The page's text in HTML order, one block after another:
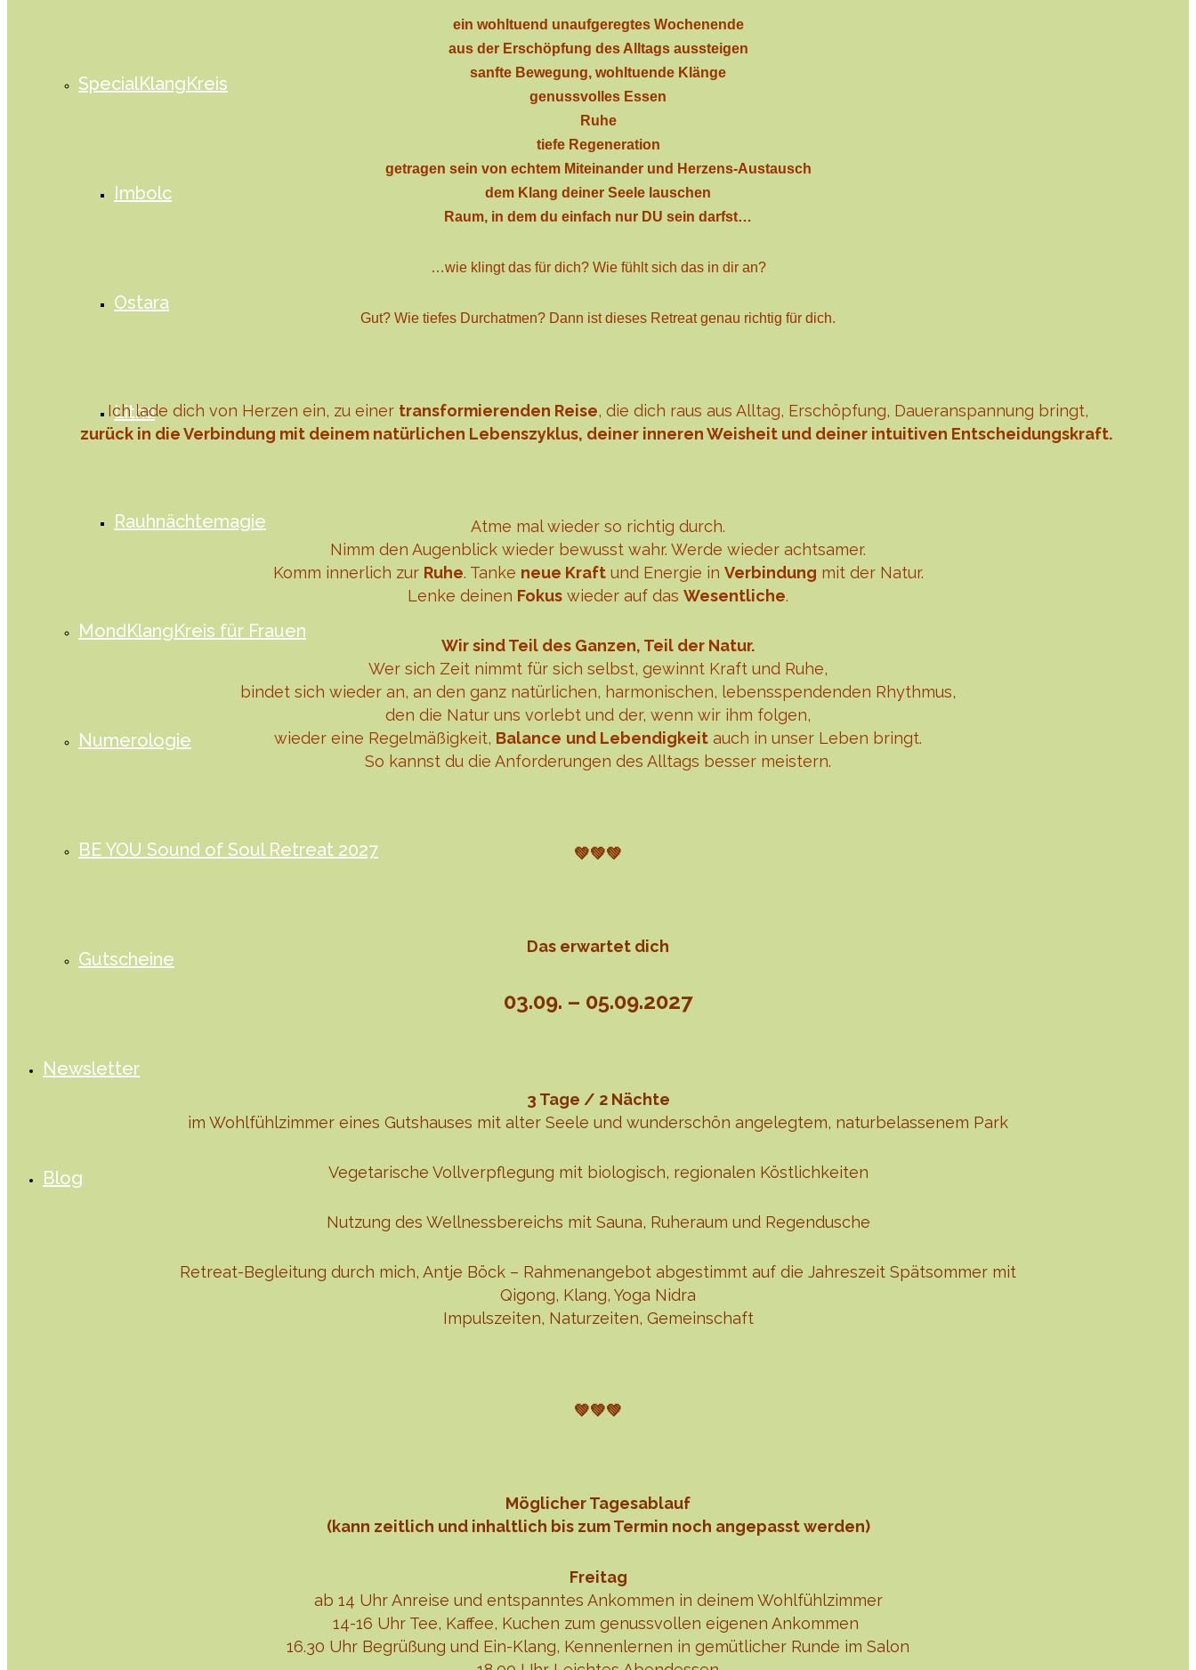
SpecialKlangKreis
Imbolc
Ostara
Litha
Rauhnächtemagie
MondKlangKreis für Frauen
Numerologie
BE YOU Sound of Soul Retreat 2027
Gutscheine
Newsletter
Blog
ein wohltuend unaufgeregtes Wochenende
aus der Erschöpfung des Alltags aussteigen
sanfte Bewegung, wohltuende Klänge
genussvolles Essen
Ruhe
tiefe Regeneration
getragen sein von echtem Miteinander und Herzens-Austausch
dem Klang deiner Seele lauschen
Raum, in dem du einfach nur DU sein darfst…
…wie klingt das für dich? Wie fühlt sich das in dir an?
Gut? Wie tiefes Durchatmen? Dann ist dieses Retreat genau richtig für dich.
Ich lade dich von Herzen ein, zu einer transformierenden Reise, die dich raus aus Alltag, Erschöpfung, Daueranspannung bringt,
zurück in die Verbindung mit deinem natürlichen Lebenszyklus, deiner inneren Weisheit und deiner intuitiven Entscheidungskraft.
Atme mal wieder so richtig durch.
Nimm den Augenblick wieder bewusst wahr. Werde wieder achtsamer.
Komm innerlich zur Ruhe. Tanke neue Kraftund Energie in Verbindung mit der Natur.
Lenke deinen Fokus wieder auf das Wesentliche.
Wir sind Teil des Ganzen, Teil der Natur.
Wer sich Zeit nimmt für sich selbst, gewinnt Kraft und Ruhe,
bindet sich wieder an, an den ganz natürlichen, harmonischen, lebensspendenden Rhythmus,
den die Natur uns vorlebt und der, wenn wir ihm folgen,
wieder eine Regelmäßigkeit, Balance und Lebendigkeit auch in unser Leben bringt.
So kannst du die Anforderungen des Alltags besser meistern.
💚💚💚
Das erwartet dich
03.09. – 05.09.2027
3 Tage / 2 Nächte
im Wohlfühlzimmer eines Gutshauses mit alter Seele und wunderschön angelegtem, naturbelassenem Park
Vegetarische Vollverpflegung mit biologisch, regionalen Köstlichkeiten
Nutzung des Wellnessbereichs mit Sauna, Ruheraum und Regendusche
Retreat-Begleitung durch mich, Antje Böck – Rahmenangebot abgestimmt auf die Jahreszeit Spätsommer mit
Qigong, Klang, Yoga Nidra
Impulszeiten, Naturzeiten, Gemeinschaft
💚💚💚
Möglicher Tagesablauf
(kann zeitlich und inhaltlich bis zum Termin noch angepasst werden)
Freitag
ab 14 Uhr Anreise und entspanntes Ankommen in deinem Wohlfühlzimmer
14-16 Uhr Tee, Kaffee, Kuchen zum genussvollen eigenen Ankommen
16.30 Uhr Begrüßung und Ein-Klang, Kennenlernen in gemütlicher Runde im Salon